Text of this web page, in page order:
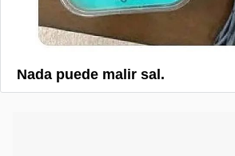
Nada puede malir sal.